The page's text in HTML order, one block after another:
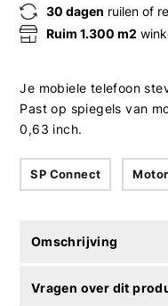
30 dagen ruilen of
Ruim 1.300 m2
Je mobiele telefoon
Past op spiegels van
0,63 inch.
SP Connect Motor
Omschrijving
Vragen over dit